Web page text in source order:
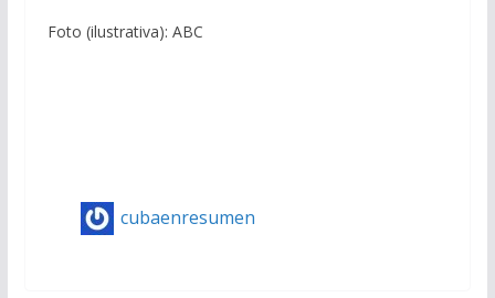
Foto (ilustrativa): ABC
cubaenresumen